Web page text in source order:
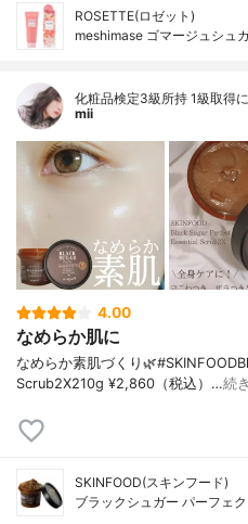
ROSETTE(ロゼット)
meshimase ゴマージュシュ
化粧品検定3級所持 1級取得
mii
4.00
なめらか肌に
なめらか素肌づくり
Scrub2X⁡210g ¥2,860（税込）⁡⁡⁡…続
SKINFOOD(スキンフード)
ブラックシュガー パーフェ